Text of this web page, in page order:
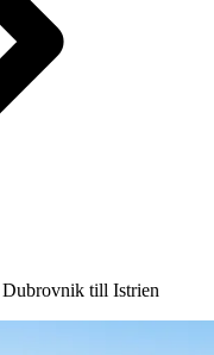
till Istrien